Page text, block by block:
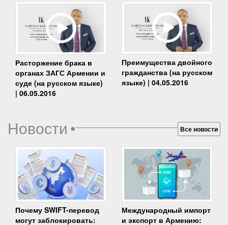
Расторжение брака в
органах ЗАГС Армении и
суде (на русском языке)
| 06.05.2016
Преимущества двойного
гражданства (на русском
языке) | 04.05.2016
Новости• Все новости
Почему SWIFT-перевод
могут заблокировать:
Международный импорт
и экспорт в Армению: